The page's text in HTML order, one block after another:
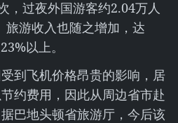
，过夜外国游客约2.04万人
旅游收入也随之增加，达
以上。
到飞机价格昂贵的影响，居
约费用，因此从周边省市赴
巴地头顿省旅游厅，今后该